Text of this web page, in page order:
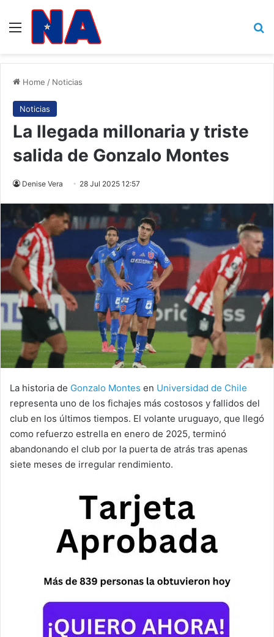
Menu
Home / Noticias
Noticias
La llegada millonaria y triste
salida de Gonzalo Montes
Denise Vera 28 Jul 2025 12:57
La historia de Gonzalo Montes en Universidad de Chile
representa uno de los fichajes más costosos y fallidos del
club en los últimos tiempos. El volante uruguayo, que llegó
como refuerzo estrella en enero de 2025, terminó
abandonando el club por la puerta de atrás tras apenas
siete meses de irregular rendimiento.